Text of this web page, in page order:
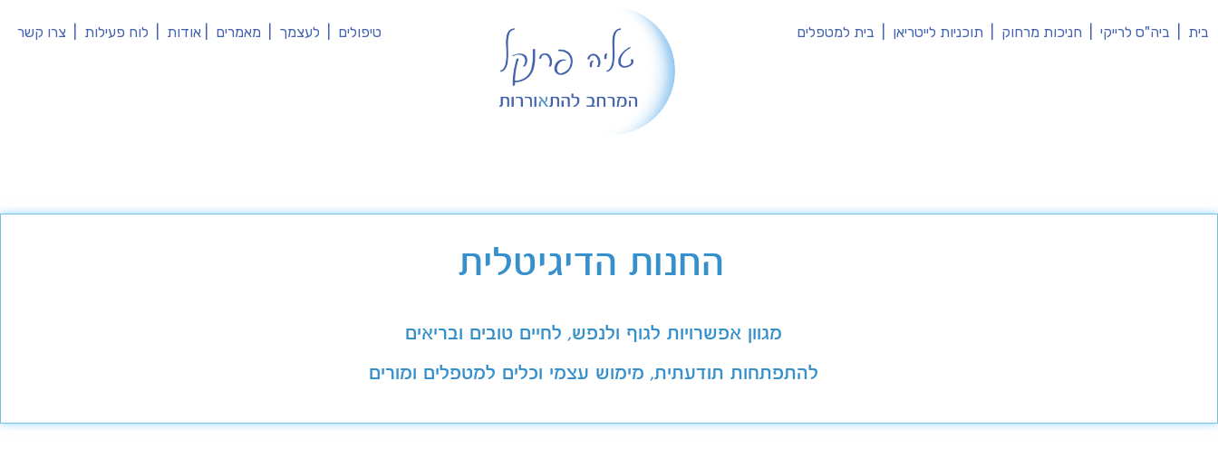
בית ביה"ס לרייקי חניכות מרחוק תוכניות לייטריאן בית למטפלים טיפולים לעצמך מאמרים |אודות לוח פעילות צרו קשר
החנות הדיגיטלית
מגוון אפשרויות לגוף ולנפש, לחיים טובים ובריאים
להתפתחות תודעתית, מימוש עצמי וכלים למטפלים ומורים